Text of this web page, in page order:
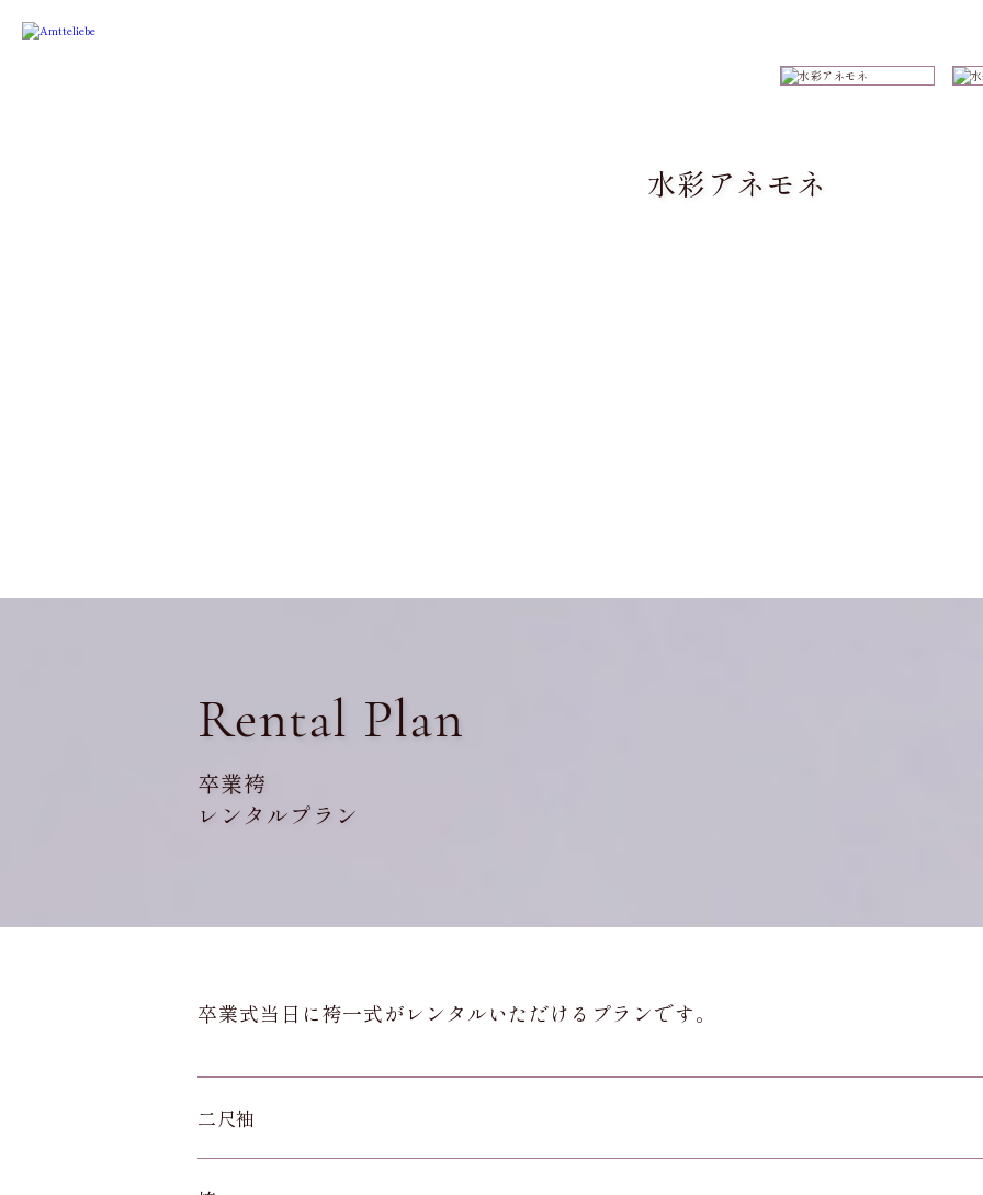
水彩アネモネ
Rental Plan
卒業袴
レンタルプラン
卒業式当日に袴一式がレンタルいただけるプランです。
二尺袖